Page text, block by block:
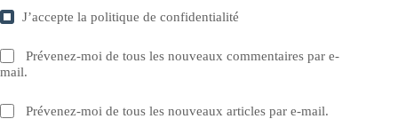
J’accepte lapolitique de confidentialité
Prévenez-moi de tous les nouveaux commentaires par e-
mail.
Prévenez-moi de tous les nouveaux articles par e-mail.